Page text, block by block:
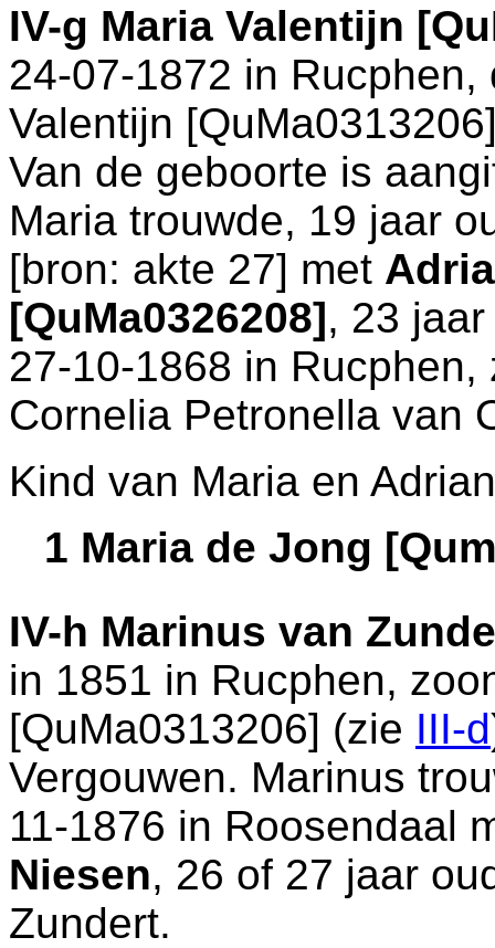
IV-g Maria Valentijn
24-07-1872 in Rucphen,
Valentijn
Van de geboorte is
Maria trouwde, 19 jaar
[bron: akte 27] met
[QuMa0326208], 23
27-10-1868 in Rucphen,
Cornelia Petronella van
Kind van Maria en
1 Maria de Jong
IV-h Marinus van
in 1851 in Rucphen,
[QuMa0313206] (zie III-d
Vergouwen. Marinus
11-1876 in Roosendaal
Niesen, 26 of 27 jaar
Zundert.